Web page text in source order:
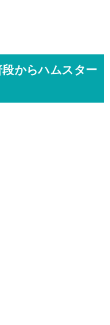
からハムスター